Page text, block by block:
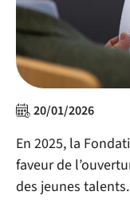
20/01/2026
En 2025, la
faveur de
des jeunes talents.